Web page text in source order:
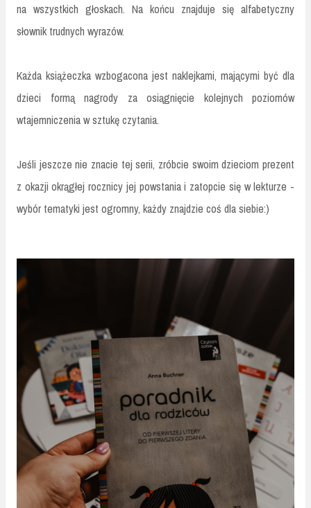
na wszystkich głoskach. Na końcu znajduje się alfabetyczny
słownik trudnych wyrazów.
Każda książeczka wzbogacona jest naklejkami, mającymi być dla
dzieci formą nagrody za osiągnięcie kolejnych poziomów
wtajemniczenia w sztukę czytania.
Jeśli jeszcze nie znacie tej serii, zróbcie swoim dzieciom prezent
z okazji okrągłej rocznicy jej powstania i zatopcie się w lekturze -
wybór tematyki jest ogromny, każdy znajdzie coś dla siebie:)